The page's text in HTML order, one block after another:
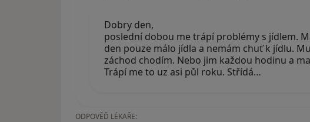
Dobry den,
poslední dobou me trápí problémy s jídlem.
den pouze málo jídla a nemám chuť k jídlu.
záchod chodím. Nebo jim každou hodinu a
Trápí me to uz asi půl roku. Střídá…
ODPOVĚĎ LÉKAŘE: